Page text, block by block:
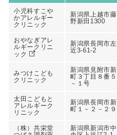
小児科すこや
かアレルギー
クリニック
新潟県上越市藤
野新田1300
おやなぎアレ
ルギークリニ
ック
新潟県長岡市左
近3-61-2
みつけこども
クリニック
新潟県見附市新
町３丁目８番５
－１号
太田こどもと
アレルギーク
リニック
新潟県長岡市新
町１－２－２９
（株）共栄堂
新潟県新潟市中